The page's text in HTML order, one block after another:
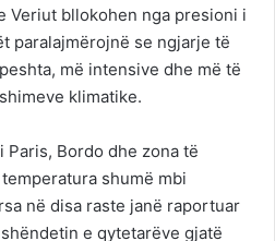
Veriut bllokohen nga presioni i
paralajmërojnë se ngjarje të
më intensive dhe më të
klimatike.
Bordo dhe zona të
shumë mbi
në disa raste janë raportuar
e qytetarëve gjatë